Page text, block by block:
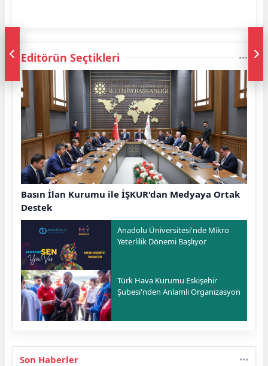
Editörün Seçtikleri
Basın İlan Kurumu ile İŞKUR'dan Medyaya Ortak
Destek
Anadolu Üniversitesi'nde Mikro
Yeterlilik Dönemi Başlıyor
Türk Hava Kurumu Eskişehir
Şubesi'nden Anlamlı Organizasyon
Son Haberler